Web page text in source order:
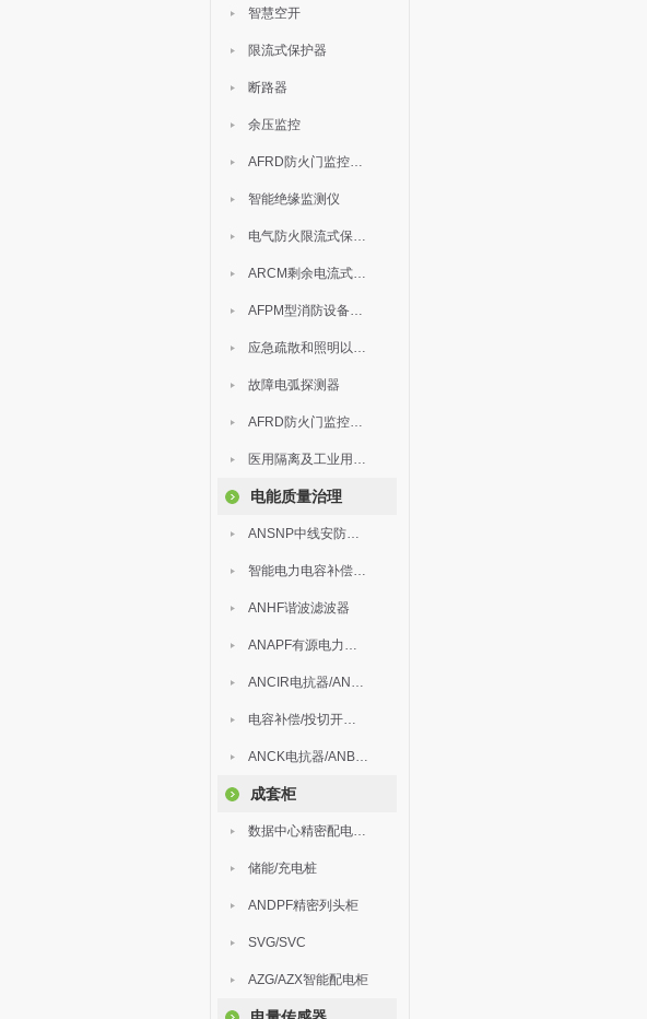
智慧空开
限流式保护器
断路器
余压监控
AFRD防火门监控模块
智能绝缘监测仪
电气防火限流式保护器
ARCM剩余电流式电气火灾监控装置
AFPM型消防设备电源监控系统
应急疏散和照明以及灯具
故障电弧探测器
AFRD防火门监控系统
医用隔离及工业用电绝缘检测
电能质量治理
ANSNP中线安防保护器
智能电力电容补偿装置
ANHF谐波滤波器
ANAPF有源电力滤波器
ANCIR电抗器/ANHPD300谐波保护器
电容补偿/投切开关/ARC
ANCK电抗器/ANBSMJ自愈式低压并联电容器
成套柜
数据中心精密配电监控装置
储能/充电桩
ANDPF精密列头柜
SVG/SVC
AZG/AZX智能配电柜